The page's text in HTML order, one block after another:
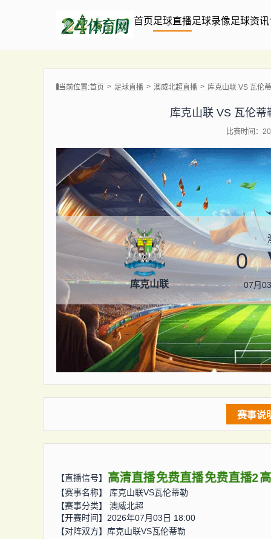
首页足球直播足球录像足球资讯
当前位置:首页 足球直播 澳威北超直播 库克山联 VS 瓦伦
库克山联 VS 瓦伦
比赛时间：
库克山联
0
07月
赛事说
【直播信号】 高清直播 免费直播 免费直播2
【赛事名称】 库克山联VS瓦伦蒂勒
【赛事分类】 澳威北超
【开赛时间】2026年07月03日 18:00
【对阵双方】 库克山联VS瓦伦蒂勒